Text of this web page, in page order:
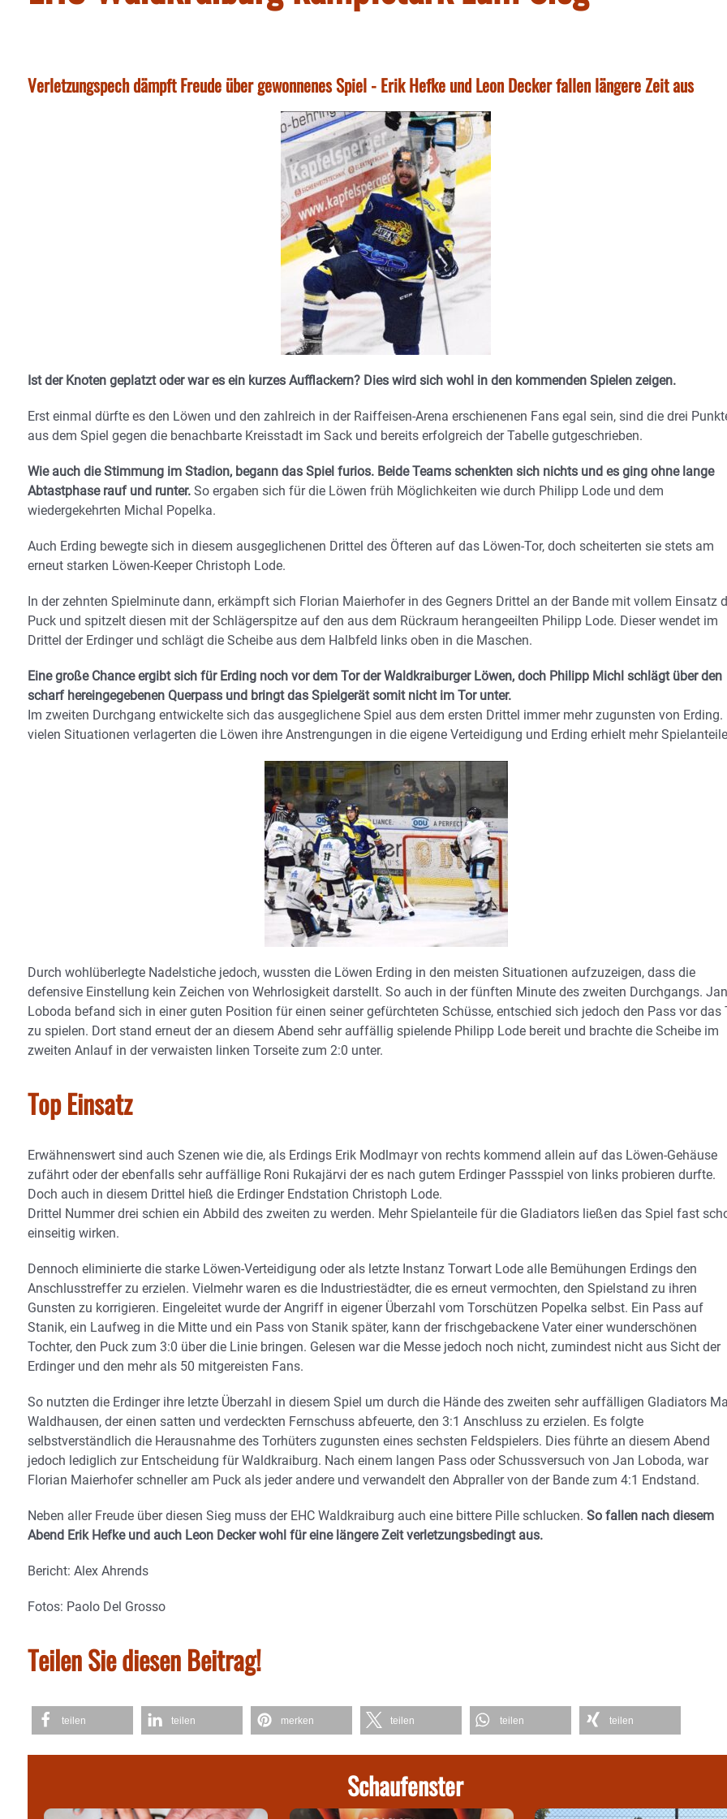
Verletzungspech dämpft Freude über gewonnenes Spiel - Erik Hefke und Leon Decker fallen längere Zeit aus
Ist der Knoten geplatzt oder war es ein kurzes Aufflackern? Dies wird sich wohl in den kommenden Spielen zeigen.
Erst einmal dürfte es den Löwen und den zahlreich in der Raiffeisen-Arena erschienenen Fans egal sein, sind die drei
aus dem Spiel gegen die benachbarte Kreisstadt im Sack und bereits erfolgreich der Tabelle gutgeschrieben.
Wie auch die Stimmung im Stadion, begann das Spiel furios. Beide Teams schenkten sich nichts und es ging ohne lange
Abtastphase rauf und runter. So ergaben sich für die Löwen früh Möglichkeiten wie durch Philipp Lode und dem
wiedergekehrten Michal Popelka.
Auch Erding bewegte sich in diesem ausgeglichenen Drittel des Öfteren auf das Löwen-Tor, doch scheiterten sie stets am
erneut starken Löwen-Keeper Christoph Lode.
In der zehnten Spielminute dann, erkämpft sich Florian Maierhofer in des Gegners Drittel an der Bande mit vollem Einsatz
Puck und spitzelt diesen mit der Schlägerspitze auf den aus dem Rückraum herangeeilten Philipp Lode. Dieser wendet im
Drittel der Erdinger und schlägt die Scheibe aus dem Halbfeld links oben in die Maschen.
Eine große Chance ergibt sich für Erding noch vor dem Tor der Waldkraiburger Löwen, doch Philipp Michl schlägt über den
scharf hereingegebenen Querpass und bringt das Spielgerät somit nicht im Tor unter.
Im zweiten Durchgang entwickelte sich das ausgeglichene Spiel aus dem ersten Drittel immer mehr zugunsten von Erding.
vielen Situationen verlagerten die Löwen ihre Anstrengungen in die eigene Verteidigung und Erding erhielt mehr
Durch wohlüberlegte Nadelstiche jedoch, wussten die Löwen Erding in den meisten Situationen aufzuzeigen, dass die
defensive Einstellung kein Zeichen von Wehrlosigkeit darstellt. So auch in der fünften Minute des zweiten Durchgangs. Jan
Loboda befand sich in einer guten Position für einen seiner gefürchteten Schüsse, entschied sich jedoch den Pass vor das
zu spielen. Dort stand erneut der an diesem Abend sehr auffällig spielende Philipp Lode bereit und brachte die Scheibe im
zweiten Anlauf in der verwaisten linken Torseite zum 2:0 unter.
Top Einsatz
Erwähnenswert sind auch Szenen wie die, als Erdings Erik Modlmayr von rechts kommend allein auf das Löwen-Gehäuse
zufährt oder der ebenfalls sehr auffällige Roni Rukajärvi der es nach gutem Erdinger Passspiel von links probieren durfte.
Doch auch in diesem Drittel hieß die Erdinger Endstation Christoph Lode.
Drittel Nummer drei schien ein Abbild des zweiten zu werden. Mehr Spielanteile für die Gladiators ließen das Spiel fast
einseitig wirken.
Dennoch eliminierte die starke Löwen-Verteidigung oder als letzte Instanz Torwart Lode alle Bemühungen Erdings den
Anschlusstreffer zu erzielen. Vielmehr waren es die Industriestädter, die es erneut vermochten, den Spielstand zu ihren
Gunsten zu korrigieren. Eingeleitet wurde der Angriff in eigener Überzahl vom Torschützen Popelka selbst. Ein Pass auf
Stanik, ein Laufweg in die Mitte und ein Pass von Stanik später, kann der frischgebackene Vater einer wunderschönen
Tochter, den Puck zum 3:0 über die Linie bringen. Gelesen war die Messe jedoch noch nicht, zumindest nicht aus Sicht der
Erdinger und den mehr als 50 mitgereisten Fans.
So nutzten die Erdinger ihre letzte Überzahl in diesem Spiel um durch die Hände des zweiten sehr auffälligen Gladiators
Waldhausen, der einen satten und verdeckten Fernschuss abfeuerte, den 3:1 Anschluss zu erzielen. Es folgte
selbstverständlich die Herausnahme des Torhüters zugunsten eines sechsten Feldspielers. Dies führte an diesem Abend
jedoch lediglich zur Entscheidung für Waldkraiburg. Nach einem langen Pass oder Schussversuch von Jan Loboda, war
Florian Maierhofer schneller am Puck als jeder andere und verwandelt den Abpraller von der Bande zum 4:1 Endstand.
Neben aller Freude über diesen Sieg muss der EHC Waldkraiburg auch eine bittere Pille schlucken. So fallen nach diesem
Abend Erik Hefke und auch Leon Decker wohl für eine längere Zeit verletzungsbedingt aus.
Bericht: Alex Ahrends
Fotos: Paolo Del Grosso
Teilen Sie diesen Beitrag!
teilen teilen merken teilen teilen teilen
Schaufenster